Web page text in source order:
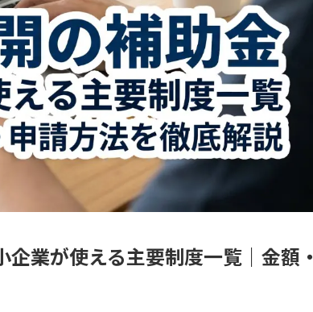
業が使える主要制度一覧｜金額・